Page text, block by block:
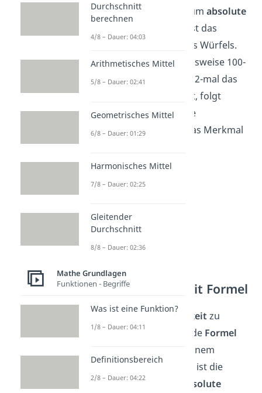
Ein klassisches Beispiel, um absolute
zu erklären, ist das
mehrmalige Werfen eines Würfels.
Wenn der Würfel beispielsweise 100-
mal geworfen wird und 22-mal das
Ergebnis 6 herauskommt, folgt
daraus, dass die absolute
Wahrscheinlichkeit für das Merkmal
Absolute Häufigkeit Formel
Um dieabsolute Häufigkeit zu
bestimmen, kann folgende Formel
verwendet werden. Bei einem
Versuch mit n Versuchen ist die
Anzahl H (oft wird die
absolute
Durchschnitt
berechnen
4/8 – Dauer: 04:03
Arithmetisches Mittel
5/8 – Dauer: 02:41
Geometrisches Mittel
6/8 – Dauer: 01:29
Harmonisches Mittel
7/8 – Dauer: 02:25
Gleitender
Durchschnitt
8/8 – Dauer: 02:36
Mathe Grundlagen
Funktionen - Begriffe
Was ist eine Funktion?
1/8 – Dauer: 04:11
Definitionsbereich
2/8 – Dauer: 04:22